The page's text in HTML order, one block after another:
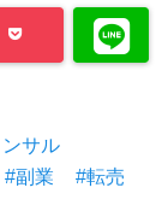
ンサル
副業 転売